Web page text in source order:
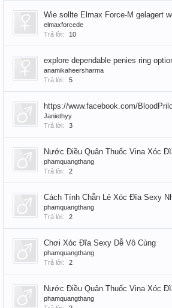
Wie sollte Elmax Force-M gelagert
elmaxforcede
Trả lời:
10
explore dependable penies ring
anamikaheersharma
Trả lời:
5
https://www.facebook.com/
Janiethyy
Trả lời:
3
Nước Điều Quân Thuốc Vina Xóc
phamquangthang
Trả lời:
2
Cách Tính Chẵn Lẻ Xóc Đĩa Sexy
phamquangthang
Trả lời:
2
Chơi Xóc Đĩa Sexy Dễ Vô Cùng
phamquangthang
Trả lời:
2
Nước Điều Quân Thuốc Vina Xóc
phamquangthang